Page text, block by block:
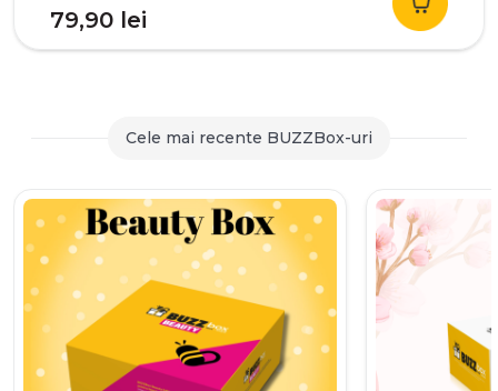
inițial
a
290,00 lei.
79,90 lei
curent
79,90 lei.
Cele mai recente BUZZBox-uri